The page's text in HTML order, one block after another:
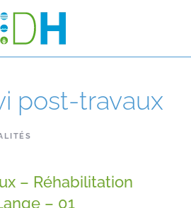
post-travaux
– Réhabilitation
– 01